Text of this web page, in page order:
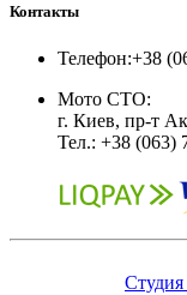
Контакты
Телефон:+38
Мото СТО:
г. Киев, пр-т
Тел.: +38 (063)